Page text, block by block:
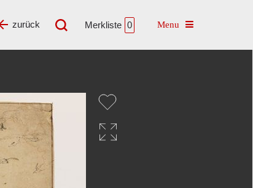
Merkliste 0 Toggle navigation
zurück